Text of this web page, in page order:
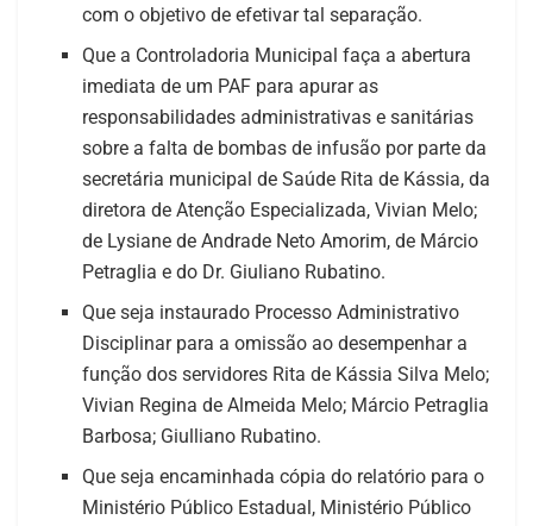
com o objetivo de efetivar tal separação.
Que a Controladoria Municipal faça a abertura
imediata de um PAF para apurar as
responsabilidades administrativas e sanitárias
sobre a falta de bombas de infusão por parte da
secretária municipal de Saúde Rita de Kássia, da
diretora de Atenção Especializada, Vivian Melo;
de Lysiane de Andrade Neto Amorim, de Márcio
Petraglia e do Dr. Giuliano Rubatino.
Que seja instaurado Processo Administrativo
Disciplinar para a omissão ao desempenhar a
função dos servidores Rita de Kássia Silva Melo;
Vivian Regina de Almeida Melo; Márcio Petraglia
Barbosa; Giulliano Rubatino.
Que seja encaminhada cópia do relatório para o
Ministério Público Estadual, Ministério Público